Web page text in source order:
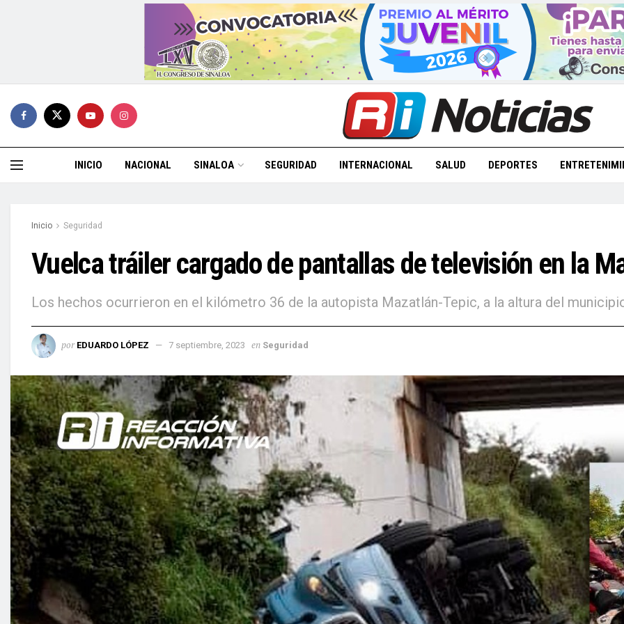
INICIO NACIONAL SINALOA SEGURIDAD INTERNACIONAL SALUD DEPORTES
Inicio Seguridad
Vuelca tráiler cargado de pantallas de televisión en la
Los hechos ocurrieron en el kilómetro 36 de la autopista Mazatlán-Tepic, a la altura del
por EDUARDO LÓPEZ 7 septiembre, 2023 en Seguridad